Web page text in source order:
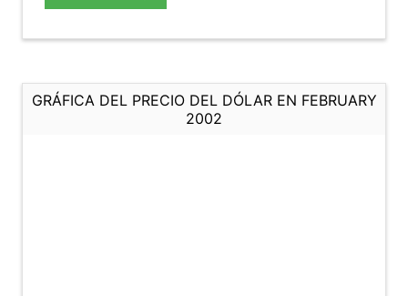
GRÁFICA DEL PRECIO DEL DÓLAR EN FEBRUARY
2002